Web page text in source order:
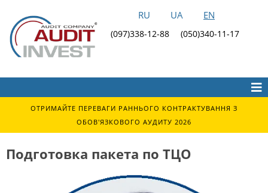
RU UA EN
(097)338-12-88 (050)340-11-17
ОТРИМАЙТЕ ПЕРЕВАГИ РАННЬОГО КОНТРАКТУВАННЯ З
ОБОВ'ЯЗКОВОГО АУДИТУ 2026
Подготовка пакета по ТЦО